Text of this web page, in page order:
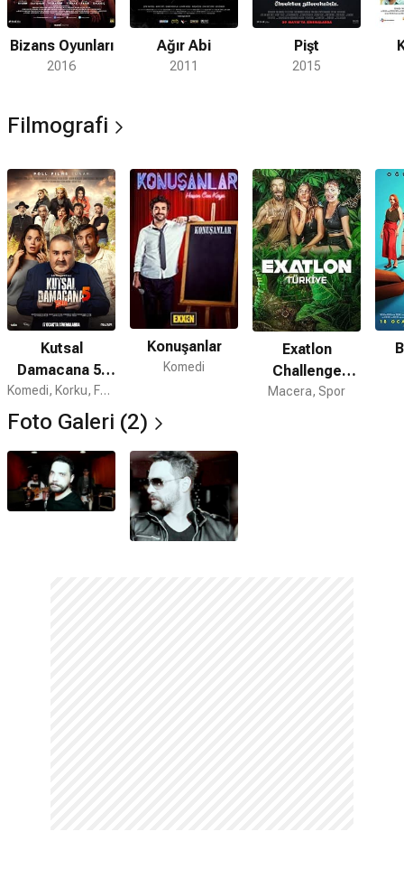
Bizans Oyunları
2016
Ağır Abi
2011
Pişt
2015
Filmografi
Kutsal
Damacana 5:
Zombi
Komedi, Korku, Fantastik
Konuşanlar
Komedi
Exatlon
Challenge
Türkiye
Macera, Spor
Foto Galeri (2)